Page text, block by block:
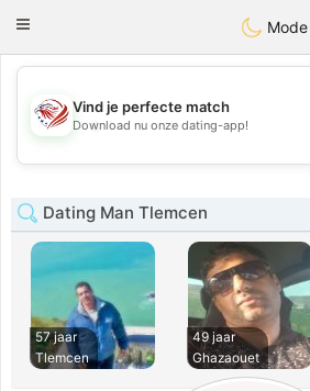
StatesDating
Toggle
Mode
💖
💕
Vind je perfecte match
Download nu onze dating-app!
Dating Man Tlemcen
57 jaar
Tlemcen
49 jaar
Ghazaouet